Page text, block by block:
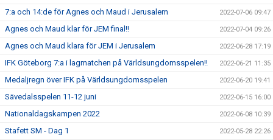
7:a och 14:de för Agnes och Maud i Jerusalem 2022-07-06 09:47
Agnes och Maud klar för JEM final!! 2022-07-04 09:26
Agnes och Maud klara för JEM i Jerusalem 2022-06-28 17:19
IFK Göteborg 7:a i lagmatchen på Världsungdomsspelen!! 2022-06-21 11:35
Medaljregn över IFK på Världsungdomsspelen 2022-06-20 19:41
Sävedalsspelen 11-12 juni 2022-06-15 16:00
Nationaldagskampen 2022 2022-06-08 10:39
Stafett SM - Dag 1 2022-05-28 22:26